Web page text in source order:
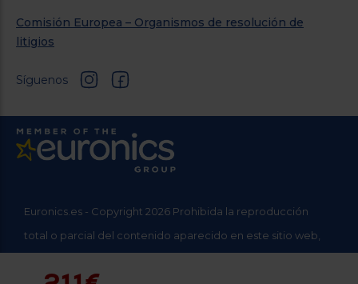
Comisión Europea – Organismos de resolución de
litigios
Síguenos
Euronics.es - Copyright 2026 Prohibida la reproducción
total o parcial del contenido aparecido en este sitio web,